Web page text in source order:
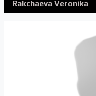
Rakchaeva Veronika